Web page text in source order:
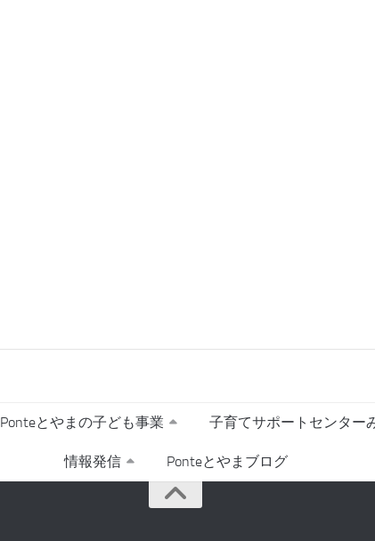
Ponteとやまの子ども事業 子育てサポートセンター
情報発信 Ponteとやまブログ